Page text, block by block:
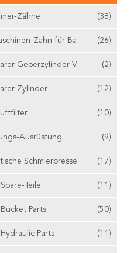
Zähne (38)
Trennmaschinen-Zahn für Bagger (26)
Justierbarer Geberzylinder-Ventilstößel (2)
Zylinder (12)
(10)
Ausrüstung (9)
Schmierpresse (17)
Teile (11)
Parts (50)
Parts (11)